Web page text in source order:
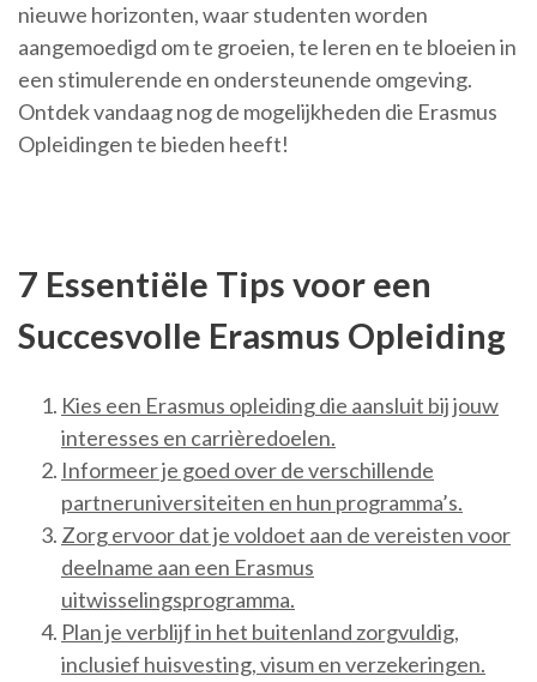
nieuwe horizonten, waar studenten worden
aangemoedigd om te groeien, te leren en te bloeien in
een stimulerende en ondersteunende omgeving.
Ontdek vandaag nog de mogelijkheden die Erasmus
Opleidingen te bieden heeft!
7 Essentiële Tips voor een
Succesvolle Erasmus Opleiding
Kies een Erasmus opleiding die aansluit bij jouw
interesses en carrièredoelen.
Informeer je goed over de verschillende
partneruniversiteiten en hun programma’s.
Zorg ervoor dat je voldoet aan de vereisten voor
deelname aan een Erasmus
uitwisselingsprogramma.
Plan je verblijf in het buitenland zorgvuldig,
inclusief huisvesting, visum en verzekeringen.